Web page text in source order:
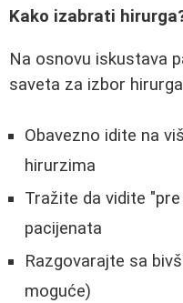
Kako izabrati
Na osnovu iskustava
saveta za izbor
Obavezno idite na
hirurzima
Tražite da vidite
pacijenata
Razgovarajte sa
moguće)